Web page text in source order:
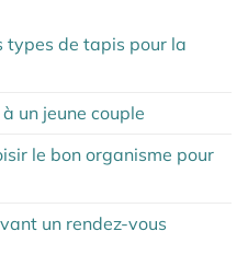
types de tapis pour la
un jeune couple
le bon organisme pour
un rendez-vous